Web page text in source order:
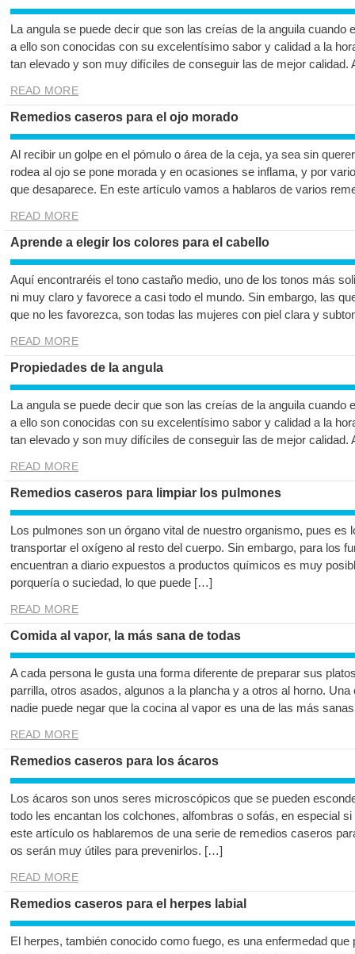
La angula se puede decir que son las creías de la anguila cuando
a ello son conocidas con su excelentísimo sabor y calidad a la
tan elevado y son muy difíciles de conseguir las de mejor
READ MORE
Remedios caseros para el ojo morado
Al recibir un golpe en el pómulo o área de la ceja, ya sea sin
rodea al ojo se pone morada y en ocasiones se inflama, y por
que desaparece. En este artículo vamos a hablaros de varios
READ MORE
Aprende a elegir los colores para el cabello
Aquí encontraréis el tono castaño medio, uno de los tonos más
ni muy claro y favorece a casi todo el mundo. Sin embargo, las
que no les favorezca, son todas las mujeres con piel clara y
READ MORE
Propiedades de la angula
La angula se puede decir que son las creías de la anguila cuando
a ello son conocidas con su excelentísimo sabor y calidad a la
tan elevado y son muy difíciles de conseguir las de mejor
READ MORE
Remedios caseros para limpiar los pulmones
Los pulmones son un órgano vital de nuestro organismo, pues es
transportar el oxígeno al resto del cuerpo. Sin embargo, para los
encuentran a diario expuestos a productos químicos es muy
porquería o suciedad, lo que puede […]
READ MORE
Comida al vapor, la más sana de todas
A cada persona le gusta una forma diferente de preparar sus
parrilla, otros asados, algunos a la plancha y a otros al horno.
nadie puede negar que la cocina al vapor es una de las más
READ MORE
Remedios caseros para los ácaros
Los ácaros son unos seres microscópicos que se pueden
todo les encantan los colchones, alfombras o sofás, en especial
este artículo os hablaremos de una serie de remedios caseros
os serán muy útiles para prevenirlos. […]
READ MORE
Remedios caseros para el herpes labial
El herpes, también conocido como fuego, es una enfermedad que